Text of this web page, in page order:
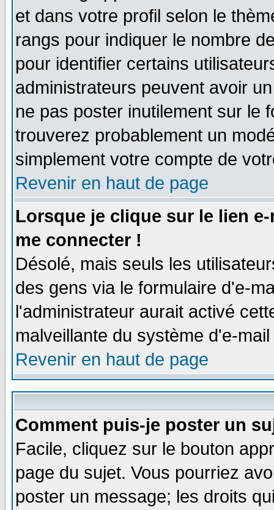
et dans votre profil selon le
rangs pour indiquer le nombre
pour identifier certains
administrateurs peuvent avoir
ne pas poster inutilement sur le
trouverez probablement un
simplement votre compte de
Revenir en haut de page
Lorsque je clique sur le lien
me connecter !
Désolé, mais seuls les
des gens via le formulaire d'e-
l'administrateur aurait activé
malveillante du système d'e-
Revenir en haut de page
Comment puis-je poster un
Facile, cliquez sur le bouton
page du sujet. Vous pourriez
poster un message; les droits